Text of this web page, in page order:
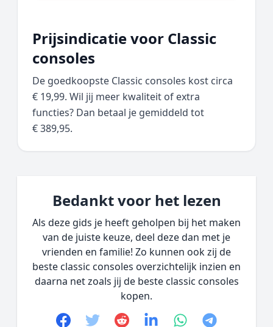
Prijsindicatie voor Classic
consoles
De goedkoopste Classic consoles kost circa
€ 19,99. Wil jij meer kwaliteit of extra
functies? Dan betaal je gemiddeld tot
€ 389,95.
Bedankt voor het lezen
Als deze gids je heeft geholpen bij het maken
van de juiste keuze, deel deze dan met je
vrienden en familie! Zo kunnen ook zij de
beste classic consoles overzichtelijk inzien en
daarna net zoals jij de beste classic consoles
kopen.
Facebook
TwitterRedditlinkedinwhatsapp
telegram